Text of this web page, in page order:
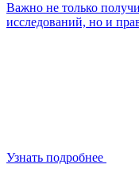
Важно не только
исследований, но и
Узнать подробнее